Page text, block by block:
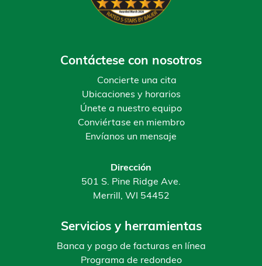
Contáctese con nosotros
Concierte una cita
Ubicaciones y horarios
Únete a nuestro equipo
Conviértase en miembro
Envíanos un mensaje
Dirección
501 S. Pine Ridge Ave.
Merrill, WI 54452
Servicios y herramientas
Banca y pago de facturas en línea
Programa de redondeo